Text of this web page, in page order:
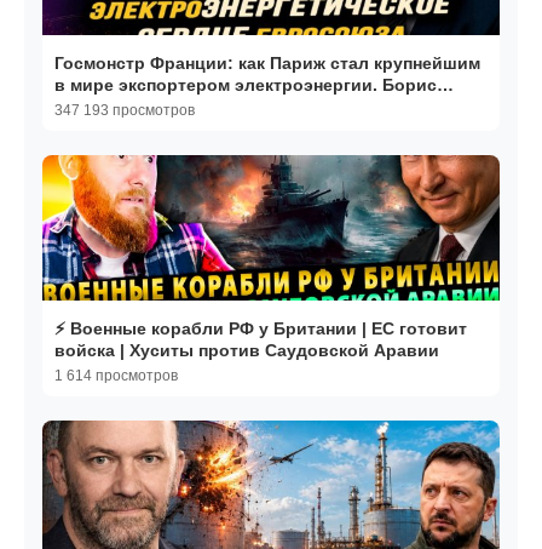
Госмонстр Франции: как Париж стал крупнейшим
в мире экспортером электроэнергии. Борис
Марцинкевич
347 193 просмотров
⚡️ Военные корабли РФ у Британии | ЕС готовит
войска | Хуситы против Саудовской Аравии
1 614 просмотров